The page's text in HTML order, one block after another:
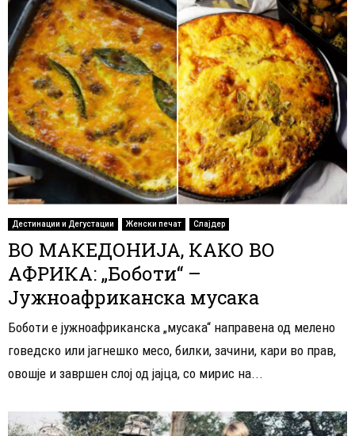
Дестинации и Дегустации Женски печат Слајдер
ВО МАКЕДОНИЈА, КАКО ВО
АФРИКА: „Боботи“ –
Јужноафриканска мусака
Боботи е јужноафриканска „мусака“ направена од мелено
говедско или јагнешко месо, билки, зачини, кари во прав,
овошје и завршен слој од јајца, со мирис на...